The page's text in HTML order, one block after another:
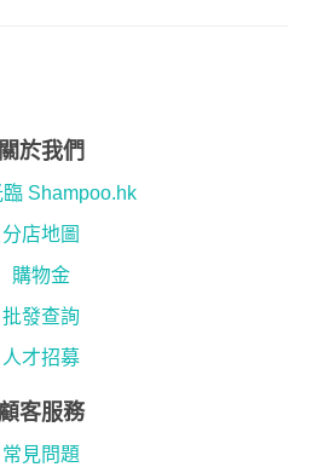
關於我們
Shampoo.hk
分店地圖
購物金
批發查詢
人才招募
顧客服務
常見問題